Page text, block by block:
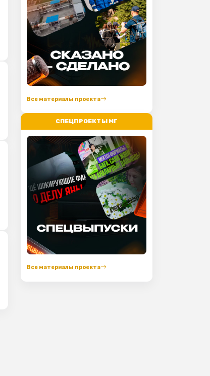
Все материалы проекта
СПЕЦПРОЕКТЫ МГ
Все материалы проекта